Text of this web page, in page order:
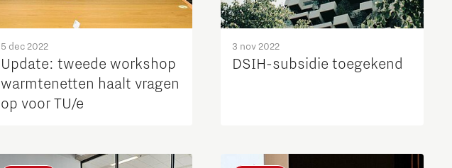
5 dec 2022
Update: tweede workshop
warmtenetten haalt vragen
op voor TU/e
3 nov 2022
DSIH-subsidie toegekend